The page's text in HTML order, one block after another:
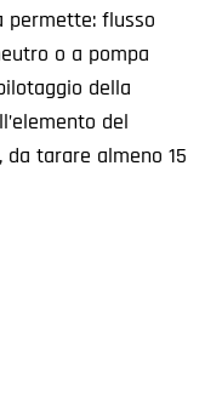
permette: flusso
o a pompa
della
del
tarare almeno 15